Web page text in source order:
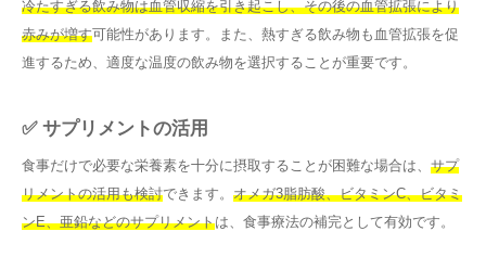
冷たすぎる飲み物は血管収縮を引き起こし、その後の血管拡張により
赤みが増す可能性があります。また、熱すぎる飲み物も血管拡張を促
進するため、適度な温度の飲み物を選択することが重要です。
✅ サプリメントの活用
食事だけで必要な栄養素を十分に摂取することが困難な場合は、 サプ
リメントの活用も検討できます。 オメガ3脂肪酸、ビタミンC、ビタミ
ンE、亜鉛などのサプリメントは、食事療法の補完として有効です。